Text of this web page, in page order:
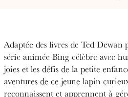
Adaptée des livres de Ted
série animée Bing célèbre avec
joies et les défis de la petite
aventures de ce jeune lapin
reconnaissent et apprennent à